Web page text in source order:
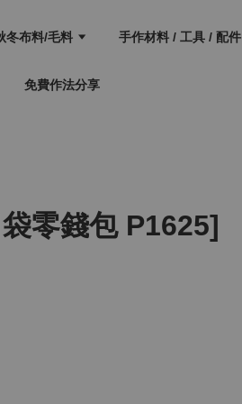
冬布料/毛料 手作材料 / 工具 / 配件
免費作法分享
零錢包 P1625]